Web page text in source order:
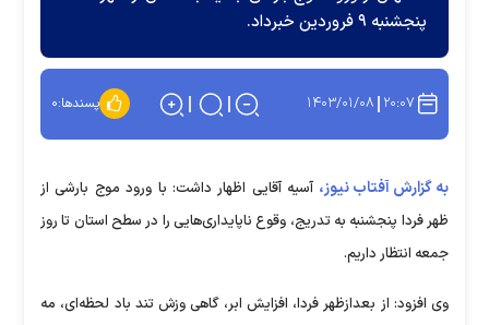
پنجشنبه ۹ فروردین خبرداد.
۲۰:۰۷ ۱۴۰۳/۰۱/۰۸ پسندها:۰
به گزارش آفتاب نیوز، آسیه آقایی اظهار داشت: با ورود موج بارشی از
ظهر فردا پنجشنبه به تدریج، وقوع ناپایداری‌هایی را در سطح استان تا روز
جمعه انتظار داریم.
وی افزود: از بعدازظهر فردا، افزایش ابر، گاهی وزش تند باد لحظه‌ای، مه